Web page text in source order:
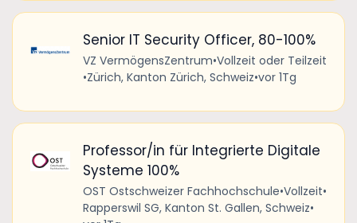
Senior IT Security Officer, 80-100%
VZ VermögensZentrum•Vollzeit oder Teilzeit
•Zürich, Kanton Zürich, Schweiz•vor 1Tg
Professor/in für Integrierte Digitale
Systeme 100%
OST Ostschweizer Fachhochschule•Vollzeit•
Rapperswil SG, Kanton St. Gallen, Schweiz•